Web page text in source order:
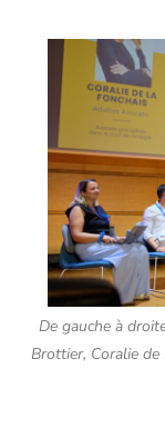
De gauche à
Brottier, Coralie de